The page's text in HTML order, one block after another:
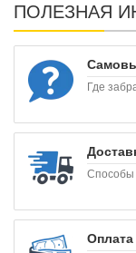
ПОЛЕЗНАЯ
Где
Способы
Оплата